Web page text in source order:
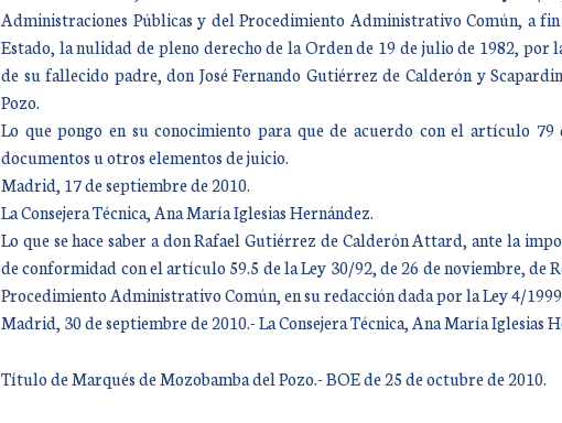
Administraciones Públicas y del Procedimiento Administrativo Común, a
Estado, la nulidad de pleno derecho de la Orden de 19 de julio de 1982, por
de su fallecido padre, don José Fernando Gutiérrez de Calderón y
Pozo.
Lo que pongo en su conocimiento para que de acuerdo con el artículo
documentos u otros elementos de juicio.
Madrid, 17 de septiembre de 2010.
La Consejera Técnica, Ana María Iglesias Hernández.
Lo que se hace saber a don Rafael Gutiérrez de Calderón Attard, ante la
de conformidad con el artículo 59.5 de la Ley 30/92, de 26 de noviembre, de
Procedimiento Administrativo Común, en su redacción dada por la Ley 4/
Madrid, 30 de septiembre de 2010.- La Consejera Técnica, Ana María Iglesias
Título de Marqués de Mozobamba del Pozo.- BOE de 25 de octubre de 2010.